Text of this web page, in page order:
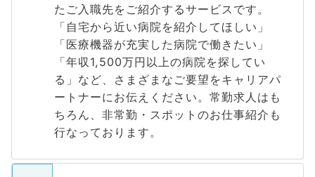
たご入職先をご紹介するサービスです。
「自宅から近い病院を紹介してほしい」
「医療機器が充実した病院で働きたい」
「年収1,500万円以上の病院を探してい
る」など、さまざまなご要望をキャリアパ
ートナーにお伝えください。常勤求人はも
ちろん、非常勤・スポットのお仕事紹介も
行なっております。